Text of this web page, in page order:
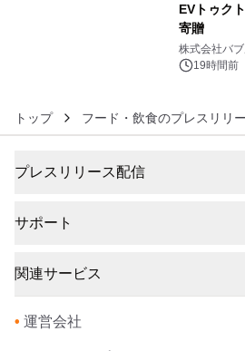
EVトゥク
寄贈
株式会社バ
19時間前
トップ フード・飲食のプレスリリ
プレスリリース配信
サポート
関連サービス
• 運営会社